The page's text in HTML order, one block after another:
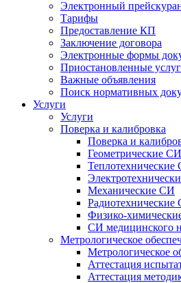
Электронный
Тарифы
Предоставление КП
Заключение договора
Электронные формы
Приостановленные
Важные объявления
Поиск нормативных
Услуги
Услуги
Поверка и калибровка
Поверка и
Геометрические СИ
Теплотехнические
Механические СИ
Радиотехнические
Физико-
СИ медицинского
Метрологическое
Метрологическое
Аттестация
Аттестация